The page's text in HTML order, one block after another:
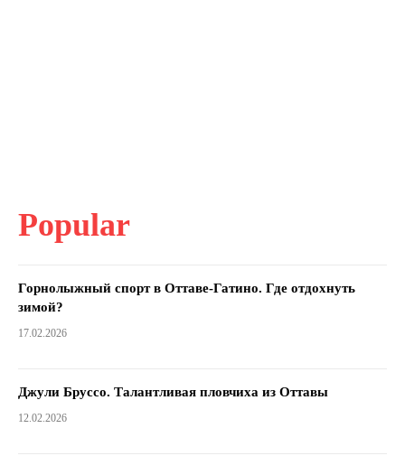
Popular
Горнолыжный спорт в Оттаве-Гатино. Где отдохнуть
зимой?
17.02.2026
Джули Бруссо. Талантливая пловчиха из Оттавы
12.02.2026